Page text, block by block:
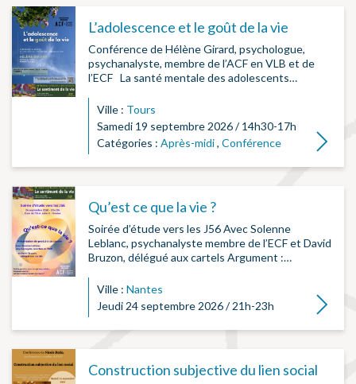
L’adolescence et le goût de la vie
Conférence de Hélène Girard, psychologue,
psychanalyste, membre de l’ACF en VLB et de
l’ECF La santé mentale des adolescents…
Ville : Tours
Samedi 19 septembre 2026 / 14h30-17h
Catégories : Après-midi, Conférence Lire la
Qu’est ce que la vie ?
Soirée d’étude vers les J56 Avec Solenne
Leblanc, psychanalyste membre de l’ECF et David
Bruzon, délégué aux cartels Argument :…
Ville : Nantes
Jeudi 24 septembre 2026 / 21h-23h
Lire la
Construction subjective du lien social